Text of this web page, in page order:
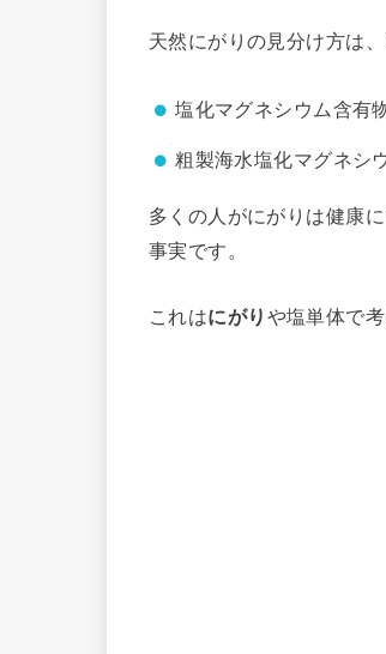
天然にがりの見分け方は
塩化マグネシウム含有
粗製海水塩化マグネシ
多くの人がにがりは健康
事実です。
これはにがり や塩単体で